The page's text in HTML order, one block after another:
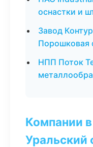
оснастки и
Завод
Порошковая
НПП Поток
Компании
Уральский